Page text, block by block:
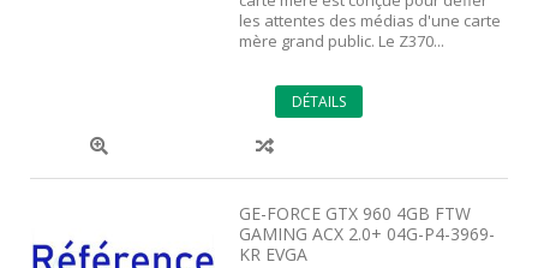
les attentes des médias d'une carte
mère grand public. Le Z370...
DÉTAILS
GE-FORCE GTX 960 4GB FTW
GAMING ACX 2.0+ 04G-P4-3969-
KR EVGA